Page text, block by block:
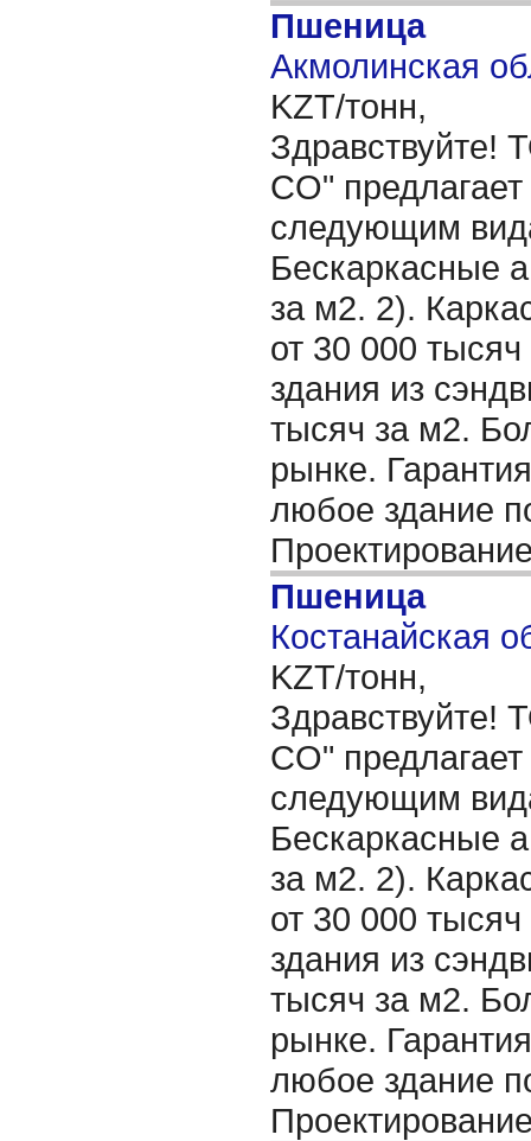
Пшеница
Акмолинская
KZT/тонн,
Здравствуйте!
CO"
следующим
Бескаркасные
за м2. 2).
от 30 000
здания из
тысяч за м2.
рынке.
любое здание
Пшеница
Костанайская
KZT/тонн,
Здравствуйте!
CO"
следующим
Бескаркасные
за м2. 2).
от 30 000
здания из
тысяч за м2.
рынке.
любое здание